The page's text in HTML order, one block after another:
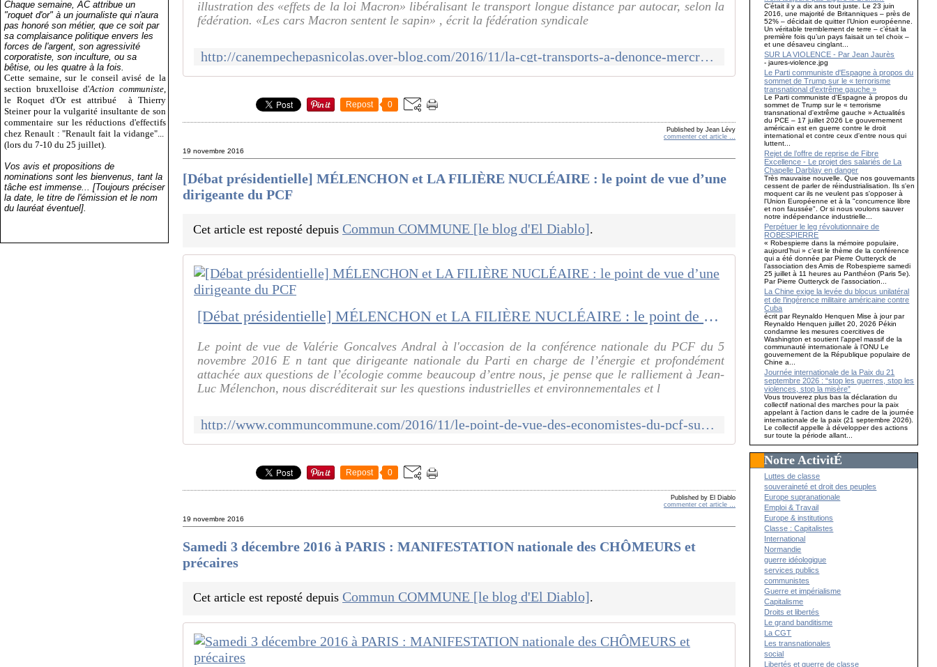
Chaque semaine, AC attribue un
"roquet d'or" à un journaliste qui n'aura
pas honoré son métier, que ce soit par
sa complaisance politique envers les
forces de l'argent, son agressivité
corporatiste, son inculture, ou sa
bêtise, ou les quatre à la fois.
Cette semaine, sur le conseil avisé de la
section bruxelloise d'Action communiste,
le Roquet d'Or est attribué
à Thierry
Steiner pour la vulgarité insultante de son
commentaire sur les réductions d'effectifs
chez Renault : "Renault fait la vidange"...
(lors du 7-10 du 25 juillet).
Vos avis et propositions de
nominations sont les bienvenus, tant la
tâche est immense... [Toujours préciser
la date, le titre de l'émission et le nom
du lauréat éventuel].
illustration des «effets de la loi Macron» libéralisant le transport longue distance par autocar, selon la
fédération. «Les cars Macron sentent le sapin» , écrit la fédération syndicale
http://canempechepasnicolas.over-blog.com/2016/11/la-cgt-transports-a-denonce-mercredi-la-faillite-de-l-autocariste-francais-megabus-plus-de-170-salaries-une-premiere-illustration-de
Repost 0
Published by Jean Lévy
commenter cet article …
19 novembre 2016
[Débat présidentielle] MÉLENCHON et LA FILIÈRE NUCLÉAIRE : le point de vue d’une
dirigeante du PCF
Cet article est reposté depuisCommun COMMUNE [le blog d'El Diablo].
[Débat présidentielle] MÉLENCHON et LA FILIÈRE NUCLÉAIRE : le point de vue d’une dirigeante du PCF
Le point de vue de Valérie Goncalves Andral à l'occasion de la conférence nationale du PCF du 5
novembre 2016 E n tant que dirigeante nationale du Parti en charge de l’énergie et profondément
attachée aux questions de l’écologie comme beaucoup d’entre nous, je pense que le ralliement à Jean-
Luc Mélenchon, nous discréditerait sur les questions industrielles et environnementales et l
http://www.communcommune.com/2016/11/le-point-de-vue-des-economistes-du-pcf-sur-le-programme-de-la-france-insoumise-et-de-melenchon.html
Repost 0
Published by El Diablo
commenter cet article …
19 novembre 2016
Samedi 3 décembre 2016 à PARIS : MANIFESTATION nationale des CHÔMEURS et
précaires
Cet article est reposté depuisCommun COMMUNE [le blog d'El Diablo].
C’était il y a dix ans tout juste. Le 23 juin
2016, une majorité de Britanniques – près de
52% – décidait de quitter l’Union européenne.
Un véritable tremblement de terre – c’était la
première fois qu’un pays faisait un tel choix –
et une désaveu cinglant...
SUR LA VIOLENCE - Par Jean Jaurès
- jaures-violence.jpg
Le Parti communiste d'Espagne à propos du
sommet de Trump sur le « terrorisme
transnational d'extrême gauche »
Le Parti communiste d'Espagne à propos du
sommet de Trump sur le « terrorisme
transnational d'extrême gauche » Actualités
du PCE – 17 juillet 2026 Le gouvernement
américain est en guerre contre le droit
international et contre ceux d'entre nous qui
luttent...
Rejet de l’offre de reprise de Fibre
Excellence - Le projet des salariés de La
Chapelle Darblay en danger
Très mauvaise nouvelle. Que nos gouvernants
cessent de parler de réindustrialisation. Ils s'en
moquent car ils ne veulent pas s'opposer à
l'Union Européenne et à la "concurrence libre
et non faussée". Or si nous voulons sauver
notre indépendance industrielle...
Perpétuer le leg révolutionnaire de
ROBESPIERRE
« Robespierre dans la mémoire populaire,
aujourd’hui » c’est le thème de la conférence
qui a été donnée par Pierre Outteryck de
l’association des Amis de Robespierre samedi
25 juillet à 11 heures au Panthéon (Paris 5e).
Par Pierre Outteryck de l’association...
La Chine exige la levée du blocus unilatéral
et de l’ingérence militaire américaine contre
Cuba
écrit par Reynaldo Henquen Mise à jour par
Reynaldo Henquen juillet 20, 2026 Pékin
condamne les mesures coercitives de
Washington et soutient l’appel massif de la
communauté internationale à l’ONU Le
gouvernement de la République populaire de
Chine a...
Journée internationale de la Paix du 21
septembre 2026 : “stop les guerres, stop les
violences, stop la misère”
Vous trouverez plus bas la déclaration du
collectif national des marches pour la paix
appelant à l'action dans le cadre de la journée
internationale de la paix (21 septembre 2026).
Le collectif appelle à développer des actions
sur toute la période allant...
Notre ActivitÉ
Luttes de classe
souveraineté et droit des peuples
Europe supranationale
Emploi & Travail
Europe & institutions
Classe : Capitalistes
International
Normandie
guerre idéologique
services publics
communistes
Guerre et impérialisme
Capitalisme
Droits et libertés
Le grand banditisme
La CGT
Les transnationales
social
Libertés et guerre de classe